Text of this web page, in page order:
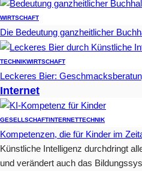
WIRTSCHAFT
Die Bedeutung ganzheitlicher
TECHNIKWIRTSCHAFT
Leckeres Bier:
Internet
GESELLSCHAFTINTERNETTECHNIK
Kompetenzen, die für Kinder im
Künstliche Intelligenz durchdringt
und verändert auch das